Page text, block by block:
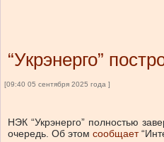
“Укрэнерго”
[09:40 05 сентября 2025 года ]
НЭК “Укрэнерго” полностью
очередь. Об этом сообщает